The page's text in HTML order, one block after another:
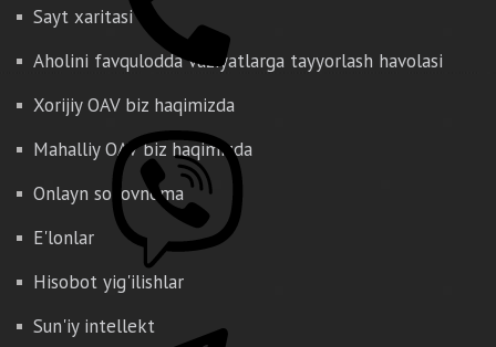
Sayt xaritasi
Aholini favqulodda vaziyatlarga tayyorlash havolasi
Xorijiy OAV biz haqimizda
Mahalliy OAV biz haqimizda
Onlayn so'rovnoma
E'lonlar
Hisobot yig'ilishlar
Sun'iy intellekt